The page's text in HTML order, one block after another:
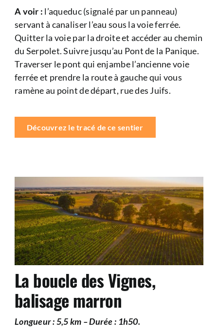
A voir : l’aqueduc (signalé par un panneau)
servant à canaliser l’eau sous la voie ferrée.
Quitter la voie par la droite et accéder au chemin
du Serpolet. Suivre jusqu’au Pont de la Panique.
Traverser le pont qui enjambe l’ancienne voie
ferrée et prendre la route à gauche qui vous
ramène au point de départ, rue des Juifs.
Découvrez le tracé de ce sentier
La boucle des Vignes,
balisage marron
Longueur : 5,5 km – Durée : 1h50.